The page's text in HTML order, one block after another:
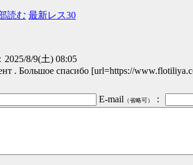
読む 最新レス30
2025/8/9(土) 08:05
. Большое спасибо [url=https://
E-mail （省略可） ：